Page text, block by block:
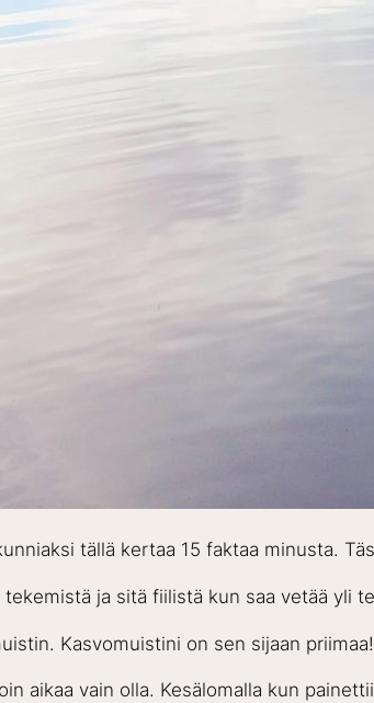
tällä kertaa 15 faktaa minusta.
ja sitä fiilistä kun saa vetää yli
Kasvomuistini on sen sijaan priimaa!
aikaa vain olla. Kesälomalla kun